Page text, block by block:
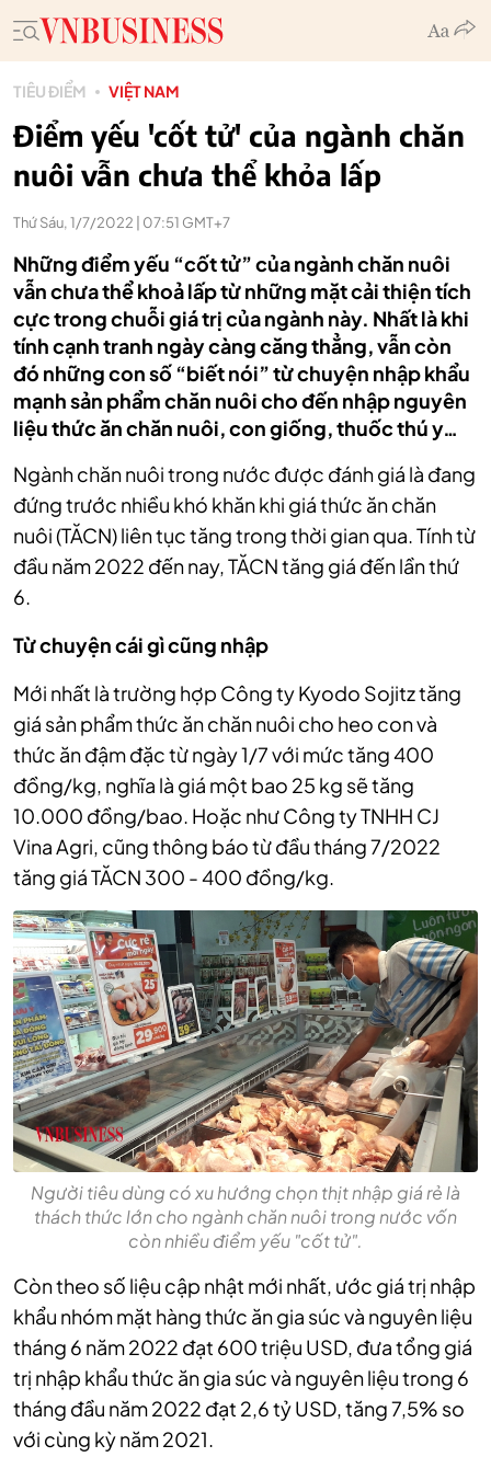
TIÊU ĐIỂM VIỆT NAM
Điểm yếu 'cốt tử' của ngành chăn
nuôi vẫn chưa thể khỏa lấp
Thứ Sáu, 1/7/2022 | 07:51 GMT+7
Những điểm yếu “cốt tử” của ngành chăn nuôi
vẫn chưa thể khoả lấp từ những mặt cải thiện tích
cực trong chuỗi giá trị của ngành này. Nhất là khi
tính cạnh tranh ngày càng căng thẳng, vẫn còn
đó những con số “biết nói” từ chuyện nhập khẩu
mạnh sản phẩm chăn nuôi cho đến nhập nguyên
liệu thức ăn chăn nuôi, con giống, thuốc thú y…
Ngành chăn nuôi trong nước được đánh giá là đang
đứng trước nhiều khó khăn khi giá thức ăn chăn
nuôi (TĂCN) liên tục tăng trong thời gian qua. Tính từ
đầu năm 2022 đến nay, TĂCN tăng giá đến lần thứ
6.
Từ chuyện cái gì cũng nhập
Mới nhất là trường hợp Công ty Kyodo Sojitz tăng
giá sản phẩm thức ăn chăn nuôi cho heo con và
thức ăn đậm đặc từ ngày 1/7 với mức tăng 400
đồng/kg, nghĩa là giá một bao 25 kg sẽ tăng
10.000 đồng/bao. Hoặc như Công ty TNHH CJ
Vina Agri, cũng thông báo từ đầu tháng 7/2022
tăng giá TĂCN 300 - 400 đồng/kg.
Người tiêu dùng có xu hướng chọn thịt nhập giá rẻ là
thách thức lớn cho ngành chăn nuôi trong nước vốn
còn nhiều điểm yếu "cốt tử".
Còn theo số liệu cập nhật mới nhất, ước giá trị nhập
khẩu nhóm mặt hàng thức ăn gia súc và nguyên liệu
tháng 6 năm 2022 đạt 600 triệu USD, đưa tổng giá
trị nhập khẩu thức ăn gia súc và nguyên liệu trong 6
tháng đầu năm 2022 đạt 2,6 tỷ USD, tăng 7,5% so
với cùng kỳ năm 2021.